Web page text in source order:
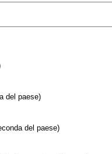
del paese)
del paese)